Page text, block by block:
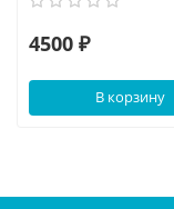
4500 ₽
В корзину